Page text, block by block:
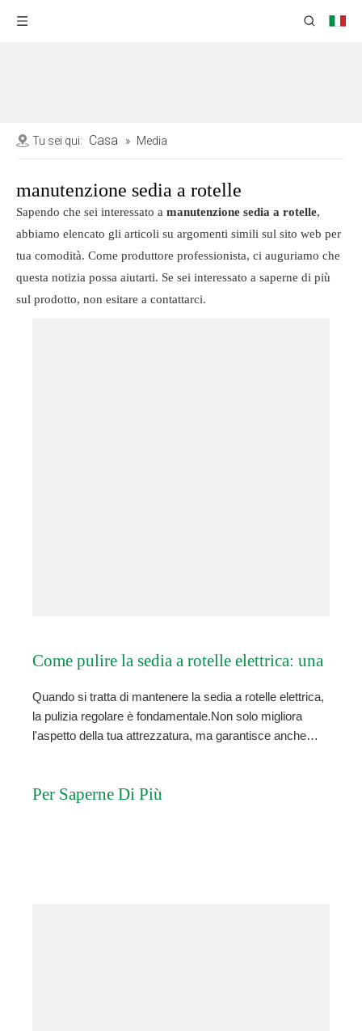
Tu sei qui: Casa » Media
manutenzione sedia a rotelle
Sapendo che sei interessato a manutenzione sedia a rotelle,
abbiamo elencato gli articoli su argomenti simili sul sito web per
tua comodità. Come produttore professionista, ci auguriamo che
questa notizia possa aiutarti. Se sei interessato a saperne di più
sul prodotto, non esitare a contattarci.
Come pulire la sedia a rotelle elettrica: una
guida completa
Quando si tratta di mantenere la sedia a rotelle elettrica,
la pulizia regolare è fondamentale.Non solo migliora
l'aspetto della tua attrezzatura, ma garantisce anche
come pulire in modo efficace il tuo e
Per Saperne Di Più